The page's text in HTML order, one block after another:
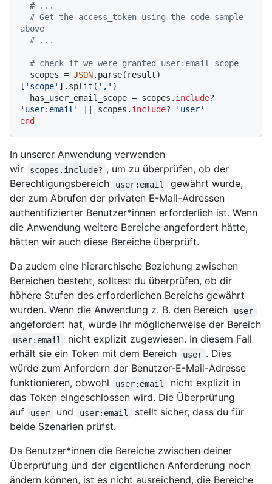
# ...
# Get the access_token using the code sample
above
# ...
# check if we were granted user:email scope
  scopes =
JSON.parse(result)
[ 'scope' ].split( ',' )
  has_user_email_scope = scopes.
include
'user:email'
| scopes. include?
'user'
end
In unserer Anwendung verwenden
wir
scopes.include? , um zu überprüfen, ob der
Berechtigungsbereich
user:email
gewährt wurde,
der zum Abrufen der privaten E-Mail-Adressen
authentifizierter Benutzer*innen erforderlich ist. Wenn
die Anwendung weitere Bereiche angefordert hätte,
hätten wir auch diese Bereiche überprüft.
Da zudem eine hierarchische Beziehung zwischen
Bereichen besteht, solltest du überprüfen, ob dir
höhere Stufen des erforderlichen Bereichs gewährt
wurden. Wenn die Anwendung z. B. den Bereich
user
angefordert hat, wurde ihr möglicherweise der Bereich
user:email
nicht explizit zugewiesen. In diesem Fall
erhält sie ein Token mit dem Bereich
user . Dies
würde zum Anfordern der Benutzer-E-Mail-Adresse
funktionieren, obwohl
user:email
nicht explizit in
das Token eingeschlossen wird. Die Überprüfung
auf
user und user:email
stellt sicher, dass du für
beide Szenarien prüfst.
Da Benutzer*innen die Bereiche zwischen deiner
Überprüfung und der eigentlichen Anforderung noch
ändern können, ist es nicht ausreichend, die Bereiche